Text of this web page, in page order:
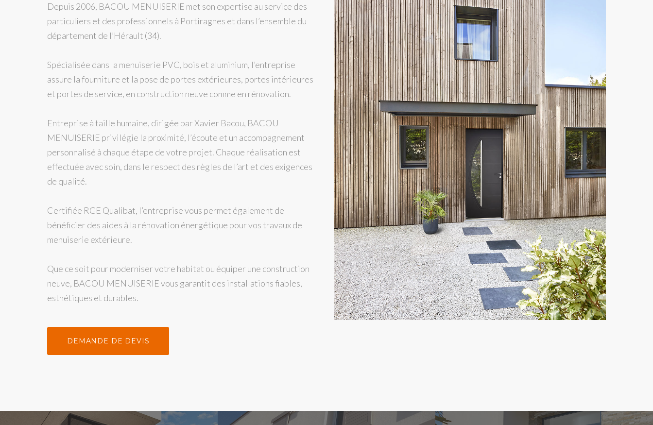
Depuis 2006, BACOU MENUISERIE met son expertise au service des
particuliers et des professionnels à Portiragnes et dans l’ensemble du
département de l’Hérault (34).
Spécialisée dans la menuiserie PVC, bois et aluminium, l’entreprise
assure la fourniture et la pose de portes extérieures, portes intérieures
et portes de service, en construction neuve comme en rénovation.
Entreprise à taille humaine, dirigée par Xavier Bacou, BACOU
MENUISERIE privilégie la proximité, l’écoute et un accompagnement
personnalisé à chaque étape de votre projet. Chaque réalisation est
effectuée avec soin, dans le respect des règles de l’art et des exigences
de qualité.
Certifiée RGE Qualibat, l’entreprise vous permet également de
bénéficier des aides à la rénovation énergétique pour vos travaux de
menuiserie extérieure.
Que ce soit pour moderniser votre habitat ou équiper une construction
neuve, BACOU MENUISERIE vous garantit des installations fiables,
esthétiques et durables.
DEMANDE DE DEVIS